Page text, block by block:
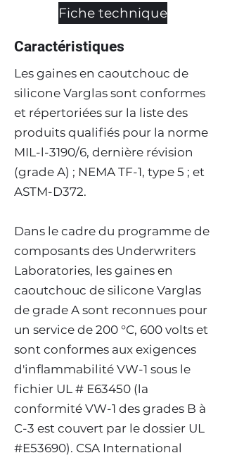
Fiche technique
Caractéristiques
Les gaines en caoutchouc de
silicone Varglas sont conformes
et répertoriées sur la liste des
produits qualifiés pour la norme
MIL-l-3190/6, dernière révision
(grade A) ; NEMA TF-1, type 5 ; et
ASTM-D372.
Dans le cadre du programme de
composants des Underwriters
Laboratories, les gaines en
caoutchouc de silicone Varglas
de grade A sont reconnues pour
un service de 200 °C, 600 volts et
sont conformes aux exigences
d'inflammabilité VW-1 sous le
fichier UL # E63450 (la
conformité VW-1 des grades B à
C-3 est couvert par le dossier UL
#E53690). CSA International